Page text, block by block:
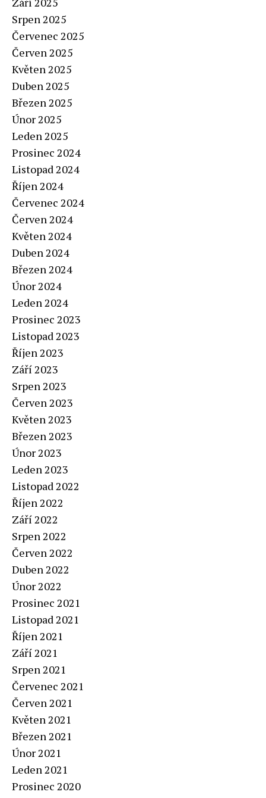
Srpen 2025
Červenec 2025
Červen 2025
Květen 2025
Duben 2025
Březen 2025
Únor 2025
Leden 2025
Prosinec 2024
Listopad 2024
Říjen 2024
Červenec 2024
Červen 2024
Květen 2024
Duben 2024
Březen 2024
Únor 2024
Leden 2024
Prosinec 2023
Listopad 2023
Říjen 2023
Září 2023
Srpen 2023
Červen 2023
Květen 2023
Březen 2023
Únor 2023
Leden 2023
Listopad 2022
Říjen 2022
Září 2022
Srpen 2022
Červen 2022
Duben 2022
Únor 2022
Prosinec 2021
Listopad 2021
Říjen 2021
Září 2021
Srpen 2021
Červenec 2021
Červen 2021
Květen 2021
Březen 2021
Únor 2021
Leden 2021
Prosinec 2020